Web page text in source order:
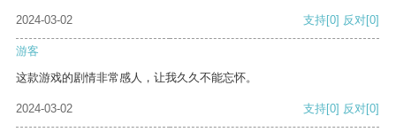
2024-03-02 支持[0] 反对[0]
游客
这款游戏的剧情非常感人，让我久久不能忘怀。
2024-03-02 支持[0] 反对[0]